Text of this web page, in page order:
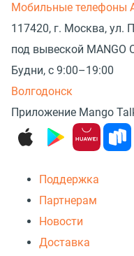
Мобильные телефоны
117420, г. Москва, ул.
под вывеской MANGO
Будни, с 9:00–19:00
Волгодонск
Приложение Mango
Поддержка
Партнерам
Новости
Доставка